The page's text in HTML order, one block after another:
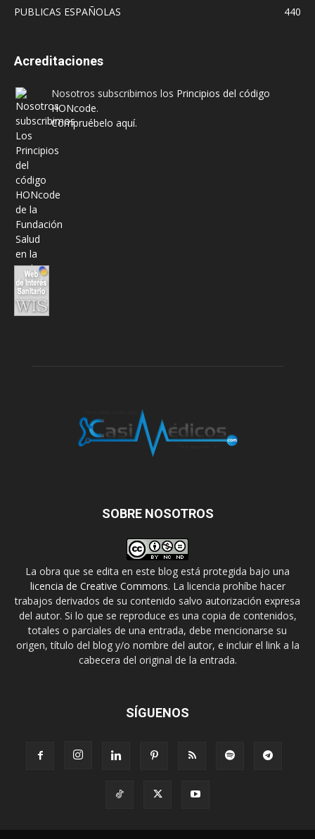
PUBLICAS ESPAÑOLAS
440
Acreditaciones
Nosotros subscribimos los Principios del código
HONcode.
Compruébelo aquí.
SOBRE NOSOTROS
La obra que se edita en este blog está protegida bajo una
licencia de Creative Commons. La licencia prohíbe hacer
trabajos derivados de su contenido salvo autorización expresa
del autor. Si lo que se reproduce es una copia de contenidos,
totales o parciales de una entrada, debe mencionarse su
origen, título del blog y/o nombre del autor, e incluir el link a la
cabecera del original de la entrada.
SÍGUENOS